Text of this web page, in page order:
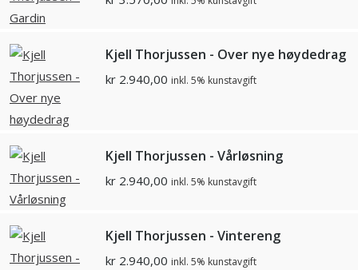
Kjell Thorjussen - Over nye høydedrag
kr 2.940,00 inkl. 5% kunstavgift
Kjell Thorjussen - Vårløsning
kr 2.940,00 inkl. 5% kunstavgift
Kjell Thorjussen - Vintereng
kr 2.940,00 inkl. 5% kunstavgift